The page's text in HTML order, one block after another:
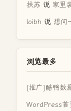
扶苏 说 家里
loibh 说 想问
浏览最多
[推广]酷鸭数
WordPress首